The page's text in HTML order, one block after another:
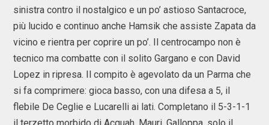
sinistra contro il nostalgico e un po’ astioso Santacroce,
più lucido e continuo anche Hamsik che assiste Zapata da
vicino e rientra per coprire un po’. Il centrocampo non è
tecnico ma combatte con il solito Gargano e con David
Lopez in ripresa. Il compito è agevolato da un Parma che
si fa comprimere: gioca basso, con una difesa a 5, il
flebile De Ceglie e Lucarelli ai lati. Completano il 5-3-1-1